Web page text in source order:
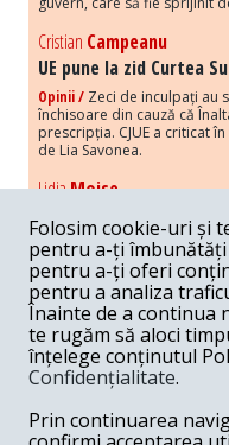
Cristian Campeanu
UE pune la zid Curtea
Opinii / Zeci de inculpați au
închisoare din cauză că
prescripția. CJUE a criticat
de Lia Savonea.
LidiaMoise
Costurile economice
Opinii / Economia nu poate
susținerii intereselor
obsesia menținerii
Melania Cincea
Noi puseuri de
„neaoși”
Periodic, în spațiul
mesaje xenofobe la adresa
anumit grup politico-
Folosim cookie-uri și
pentru a-ți
pentru a-ți oferi
pentru a analiza
Înainte de a continua
te rugăm să aloci
înțelege conținutul
Confidențialitate.
Prin continuarea